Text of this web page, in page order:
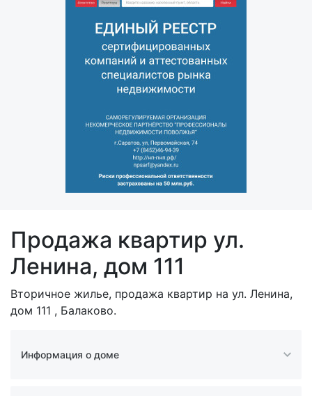
Продажа квартир ул.
Ленина, дом 111
Вторичное жилье, продажа квартир на ул. Ленина,
дом 111 , Балаково.
Информация о доме